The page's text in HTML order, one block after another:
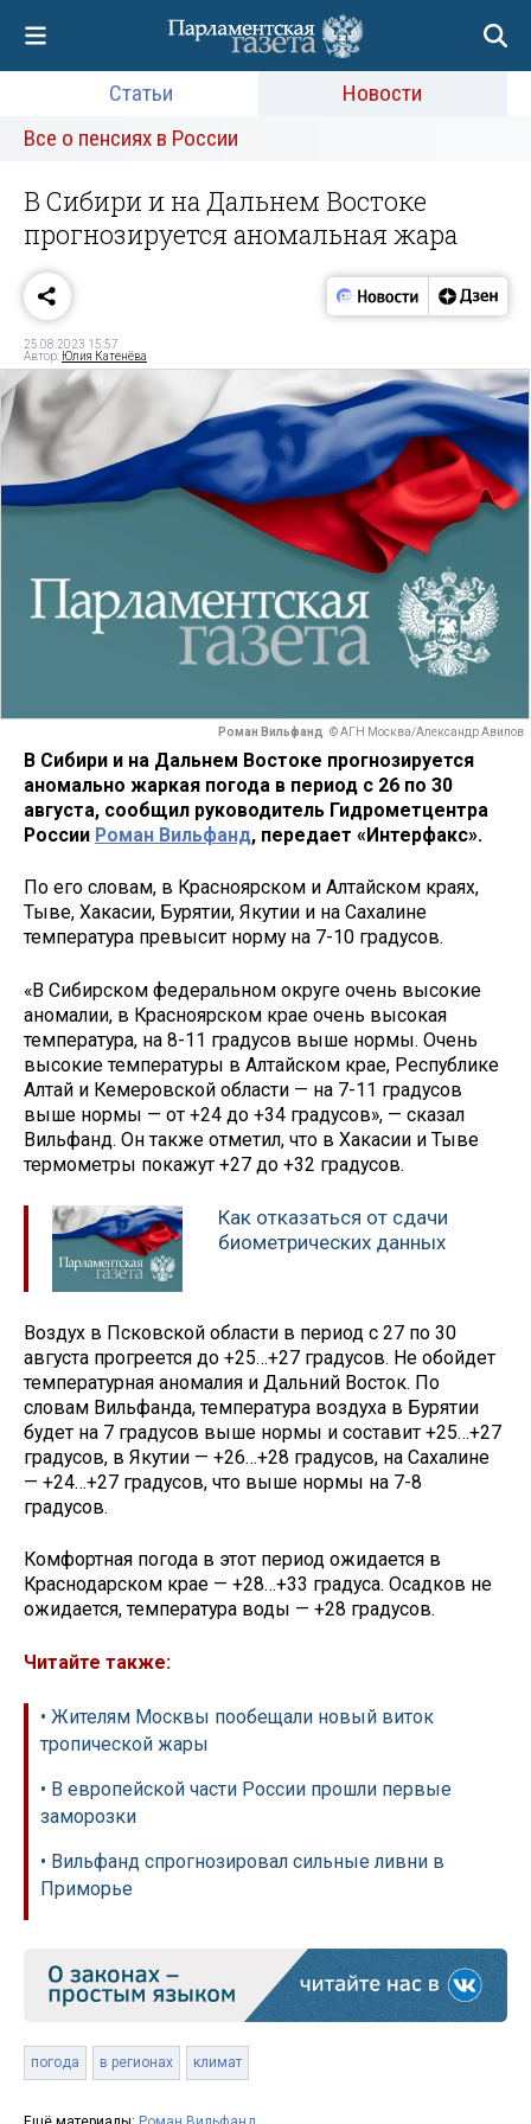
Статьи
Новости
Все о пенсиях в России
В Сибири и на Дальнем Востоке
прогнозируется аномальная жара
25.08.2023 15:57
Автор: Юлия Катенёва
Роман Вильфанд © АГН Москва/Александр Авилов
В Сибири и на Дальнем Востоке прогнозируется
аномально жаркая погода в период с 26 по 30
августа, сообщил руководитель Гидрометцентра
России Роман Вильфанд, передает «Интерфакс».
По его словам, в Красноярском и Алтайском краях,
Тыве, Хакасии, Бурятии, Якутии и на Сахалине
температура превысит норму на 7-10 градусов.
«В Сибирском федеральном округе очень высокие
аномалии, в Красноярском крае очень высокая
температура, на 8-11 градусов выше нормы. Очень
высокие температуры в Алтайском крае, Республике
Алтай и Кемеровской области — на 7-11 градусов
выше нормы — от +24 до +34 градусов», — сказал
Вильфанд. Он также отметил, что в Хакасии и Тыве
термометры покажут +27 до +32 градусов.
Как отказаться от сдачи
биометрических данных
Воздух в Псковской области в период с 27 по 30
августа прогреется до +25…+27 градусов. Не обойдет
температурная аномалия и Дальний Восток. По
словам Вильфанда, температура воздуха в Бурятии
будет на 7 градусов выше нормы и составит +25…+27
градусов, в Якутии — +26…+28 градусов, на Сахалине
— +24…+27 градусов, что выше нормы на 7-8
градусов.
Комфортная погода в этот период ожидается в
Краснодарском крае — +28…+33 градуса. Осадков не
ожидается, температура воды — +28 градусов.
Читайте также:
• Жителям Москвы пообещали новый виток
тропической жары
• В европейской части России прошли первые
заморозки
• Вильфанд спрогнозировал сильные ливни в
Приморье
погода в регионах климат